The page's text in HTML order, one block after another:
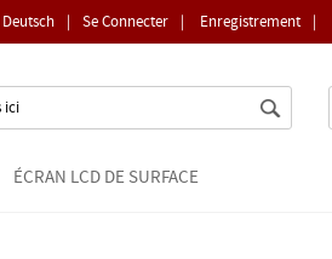
Se Connecter | Enregistrement |
Deutsch |
ÉCRAN LCD DE SURFACE